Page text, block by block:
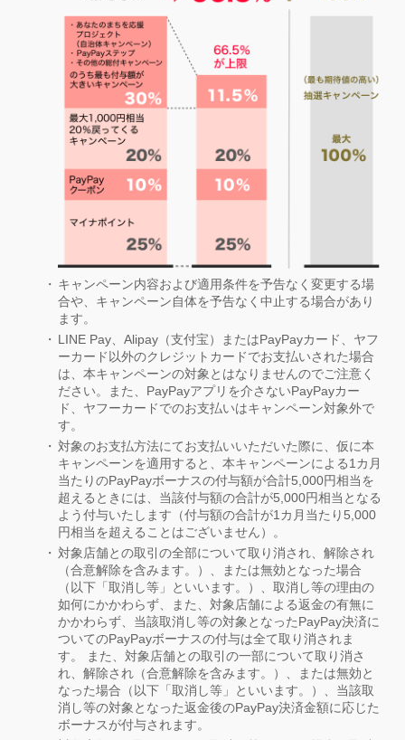
キャンペーン内容および適用条件を予告なく変更する場
合や、キャンペーン自体を予告なく中止する場合があり
ます。
LINE Pay、Alipay（支付宝）またはPayPayカード、ヤフ
ーカード以外のクレジットカードでお支払いされた場合
は、本キャンペーンの対象とはなりませんのでご注意く
ださい。また、PayPayアプリを介さないPayPayカー
ド、ヤフーカードでのお支払いはキャンペーン対象外で
す。
対象のお支払方法にてお支払いいただいた際に、仮に本
キャンペーンを適用すると、本キャンペーンによる1カ月
当たりのPayPayボーナスの付与額が合計5,000円相当を
超えるときには、当該付与額の合計が5,000円相当となる
よう付与いたします（付与額の合計が1カ月当たり5,000
円相当を超えることはございません）。
対象店舗との取引の全部について取り消され、解除され
（合意解除を含みます。）、または無効となった場合
（以下「取消し等」といいます。）、取消し等の理由の
如何にかかわらず、また、対象店舗による返金の有無に
かかわらず、当該取消し等の対象となったPayPay決済に
ついてのPayPayボーナスの付与は全て取り消されま
す。 また、対象店舗との取引の一部について取り消さ
れ、解除され（合意解除を含みます。）、または無効と
なった場合（以下「取消し等」といいます。）、当該取
消し等の対象となった返金後のPayPay決済金額に応じた
ボーナスが付与されます。